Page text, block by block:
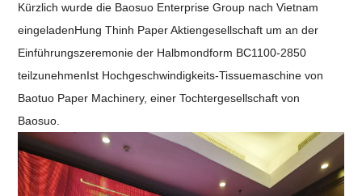
Kürzlich wurde die Baosuo Enterprise Group nach Vietnam
eingeladenHung Thinh Paper Aktiengesellschaft um an der
Einführungszeremonie der Halbmondform BC1100-2850
teilzunehmenIst Hochgeschwindigkeits-Tissuemaschine von
Baotuo Paper Machinery, einer Tochtergesellschaft von
Baosuo.